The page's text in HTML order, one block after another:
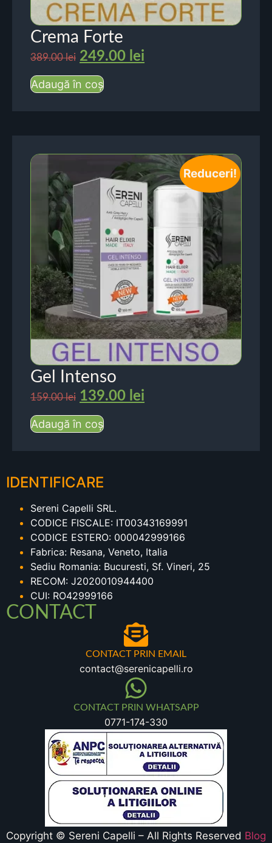
Crema Forte
389.00lei 249.00 lei
Adaugă în coș
Reduceri!
Gel Intenso
159.00lei 139.00 lei
Adaugă în coș
IDENTIFICARE
Sereni Capelli SRL.
CODICE FISCALE: IT00343169991
CODICE ESTERO: 000042999166
Fabrica: Resana, Veneto, Italia
Sediu Romania: Bucuresti, Sf. Vineri, 25
RECOM: J2020010944400
CUI: RO42999166
CONTACT
CONTACT PRIN EMAIL
contact@serenicapelli.ro
CONTACT PRIN WHATSAPP
0771-174-330
Copyright © Sereni Capelli – All Rights Reserved Blog